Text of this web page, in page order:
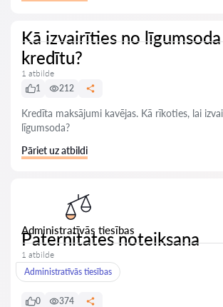
Kā izvairīties no
kredītu?
1 atbilde
1
212
Kredīta maksājumi kavējas. Kā rīkoties, lai
līgumsoda?
Pāriet uz atbildi
Administratīvās tiesības
Paternitates noteiksana
1 atbilde
Administratīvās tiesības
0 374